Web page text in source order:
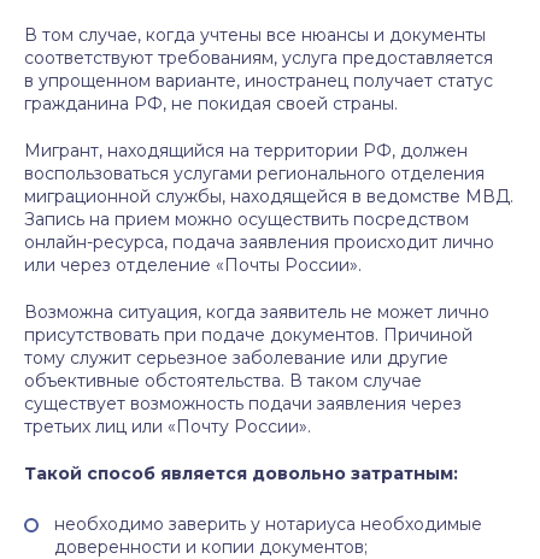
В том случае, когда учтены все нюансы и документы
соответствуют требованиям, услуга предоставляется
в упрощенном варианте, иностранец получает статус
гражданина РФ, не покидая своей страны.
Мигрант, находящийся на территории РФ, должен
воспользоваться услугами регионального отделения
миграционной службы, находящейся в ведомстве МВД.
Запись на прием можно осуществить посредством
онлайн-ресурса, подача заявления происходит лично
или через отделение «Почты России».
Возможна ситуация, когда заявитель не может лично
присутствовать при подаче документов. Причиной
тому служит серьезное заболевание или другие
объективные обстоятельства. В таком случае
существует возможность подачи заявления через
третьих лиц или «Почту России».
Такой способ является довольно затратным:
необходимо заверить у нотариуса необходимые
доверенности и копии документов;